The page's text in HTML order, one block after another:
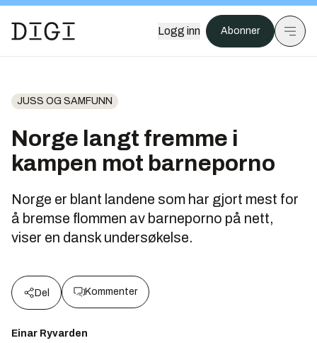
Logg inn Abonner
JUSS OG SAMFUNN
Norge langt fremme i
kampen mot barneporno
Norge er blant landene som har gjort mest for
å bremse flommen av barneporno på nett,
viser en dansk undersøkelse.
Del Kommenter
Einar Ryvarden